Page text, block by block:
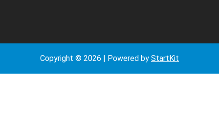
Copyright © 2026 | Powered by StartKit